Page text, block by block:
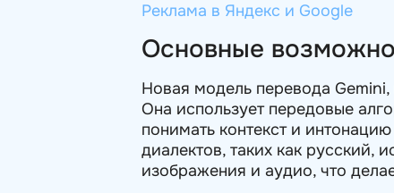
Реклама в Яндекс и Google
Основные
Новая модель перевода
Она использует передовые
понимать контекст и
диалектов, таких как русский,
изображения и аудио, что